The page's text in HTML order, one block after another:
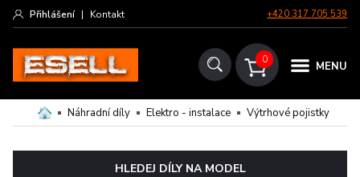
+420 317 705 539
Přihlášení | Kontakt
MENU
0
Náhradní díly Elektro - instalace Výtrhové pojistky
HLEDEJ DÍLY NA MODEL